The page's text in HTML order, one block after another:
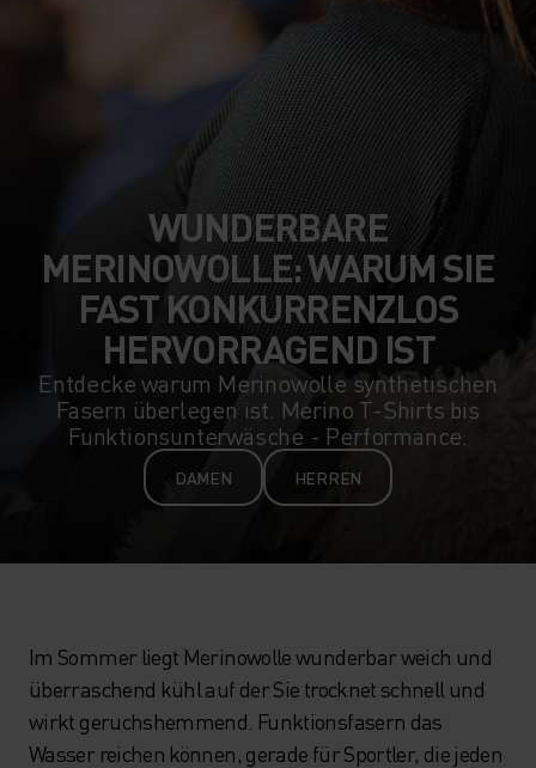
WUNDERBARE
MERINOWOLLE: WARUM SIE
FAST KONKURRENZLOS
HERVORRAGEND IST
Entdecke warum Merinowolle synthetischen
Fasern überlegen ist. Merino T-Shirts bis
Funktionsunterwäsche - Performance.
DAMEN HERREN
Im Sommer liegt Merinowolle wunderbar weich und
überraschend kühl auf der Sie trocknet schnell und
wirkt geruchshemmend. Funktionsfasern das
Wasser reichen können, gerade für Sportler, die jeden